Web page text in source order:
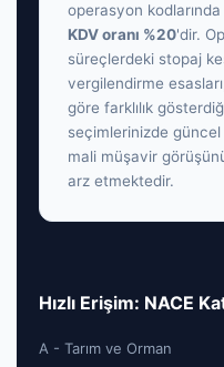
operasyon
KDV oranı %20'dir.
süreçlerdeki stopaj
vergilendirme
göre farklılık
seçimlerinizde güncel
mali müşavir
arz etmektedir.
Hızlı Erişim: NACE
A - Tarım ve Orman